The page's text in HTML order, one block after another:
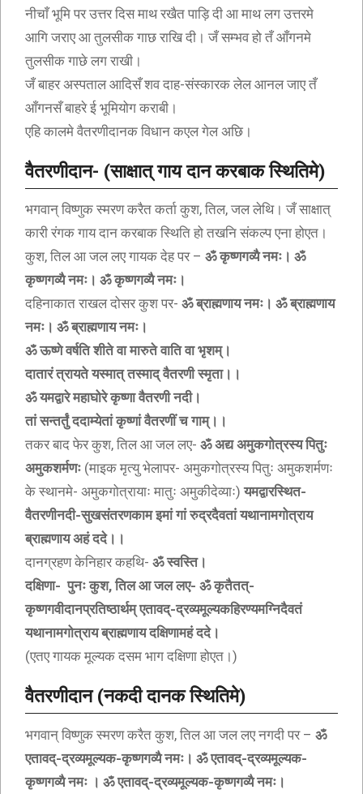
नीचाँ भूमि पर उत्तर दिस माथ रखैत पाड़ि दी आ माथ लग उत्तरमे
आगि जराए आ तुलसीक गाछ राखि दी। जँ सम्भव हो तँ आँगनमे
तुलसीक गाछे लग राखी।
जँ बाहर अस्पताल आदिसँ शव दाह-संस्कारक लेल आनल जाए तँ
आँगनसँ बाहरे ई भूमियोग कराबी।
एहि कालमे वैतरणीदानक विधान कएल गेल अछि।
वैतरणीदान- (साक्षात् गाय दान करबाक स्थितिमे)
भगवान् विष्णुक स्मरण करैत कर्ता कुश, तिल, जल लेथि। जँ साक्षात्
कारी रंगक गाय दान करबाक स्थिति हो तखनि संकल्प एना होएत।
कुश, तिल आ जल लए गायक देह पर – ॐ कृष्णगव्यै नमः। ॐ
कृष्णगव्यै नमः। ॐ कृष्णगव्यै नमः।
दहिनाकात राखल दोसर कुश पर- ॐ ब्राह्मणाय नमः। ॐ ब्राह्मणाय
नमः। ॐ ब्राह्मणाय नमः।
ॐ ऊष्णे वर्षति शीते वा मारुते वाति वा भृशम्।
दातारं त्रायते यस्मात् तस्माद् वैतरणी स्मृता।।
ॐ यमद्वारे महाघोरे कृष्णा वैतरणी नदी।
तां सन्तर्तुं ददाम्येतां कृष्णां वैतरणीं च गाम्।।
तकर बाद फेर कुश, तिल आ जल लए- ॐ अद्य अमुकगोत्रस्य पितुः
अमुकशर्मणः (माइक मृत्यु भेलापर- अमुकगोत्रस्य पितुः अमुकशर्मणः
के स्थानमे- अमुकगोत्रायाः मातुः अमुकीदेव्याः) यमद्वारस्थित-
वैतरणीनदी-सुखसंतरणकाम इमां गां रुद्रदैवतां यथानामगोत्राय
ब्राह्मणाय अहं ददे।।
दानग्रहण केनिहार कहथि- ॐ स्वस्ति।
दक्षिणा- पुनः कुश, तिल आ जल लए- ॐ कृतैतत्-
कृष्णगवीदानप्रतिष्ठार्थम् एतावद्-द्रव्यमूल्यकहिरण्यमग्निदैवतं
यथानामगोत्राय ब्राह्मणाय दक्षिणामहं ददे।
(एतए गायक मूल्यक दसम भाग दक्षिणा होएत।)
वैतरणीदान (नकदी दानक स्थितिमे)
भगवान् विष्णुक स्मरण करैत कुश, तिल आ जल लए नगदी पर – ॐ
एतावद्-द्रव्यमूल्यक-कृष्णगव्यै नमः। ॐ एतावद्-द्रव्यमूल्यक-
कृष्णगव्यै नमः । ॐ एतावद्-द्रव्यमूल्यक-कृष्णगव्यै नमः।